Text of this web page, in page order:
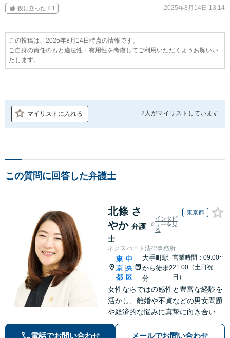
役に立った 1 2025年8月14日 13:14
この投稿は、2025年8月14日時点の情報です。
ご自身の責任のもと適法性・有用性を考慮してご利用いただくようお願いい
たします。
マイリストに入れる 2人がマイリストしています
この質問に回答した弁護士
北條 さ
やか 弁護
士
インタビ
ューを見
る
東京都
ネクスパート法律事務所
東
京
都
|
中
央
区
大手町駅
から徒歩2
分
営業時間：09:00~
21:00（土日祝
日）
女性ならではの感性と豊富な経験を
活かし、離婚や不貞などの男女問題
や経済的な悩みに真摯に向き合い、
個別のニーズに合わせたサービスを
提供しています。信頼関係を築きな
電話でお問い合わせ メールでお問い合わせ